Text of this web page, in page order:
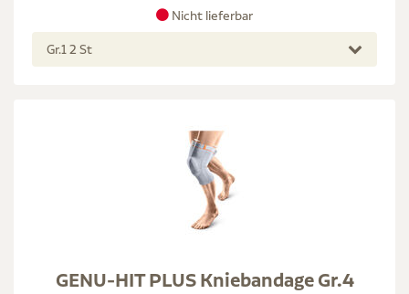
Nicht lieferbar
Gr.1 2 St
GENU-HIT PLUS Kniebandage Gr.4